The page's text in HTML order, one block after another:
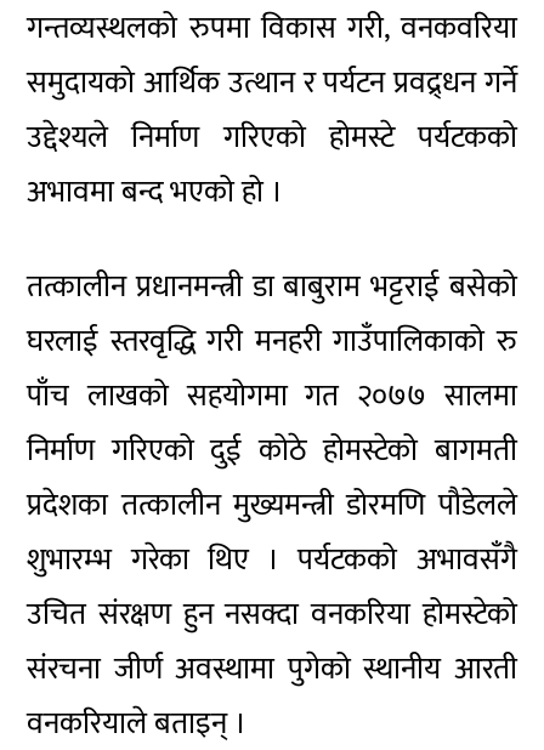
गन्तव्यस्थलको रुपमा विकास गरी, वनकवरिया
समुदायको आर्थिक उत्थान र पर्यटन प्रवद्र्धन गर्ने
उद्देश्यले निर्माण गरिएको होमस्टे पर्यटकको
अभावमा बन्द भएको हो ।
तत्कालीन प्रधानमन्त्री डा बाबुराम भट्टराई बसेको
घरलाई स्तरवृद्धि गरी मनहरी गाउँपालिकाको रु
पाँच लाखको सहयोगमा गत २०७७ सालमा
निर्माण गरिएको दुई कोठे होमस्टेको बागमती
प्रदेशका तत्कालीन मुख्यमन्त्री डोरमणि पौडेलले
शुभारम्भ गरेका थिए । पर्यटकको अभावसँगै
उचित संरक्षण हुन नसक्दा वनकरिया होमस्टेको
संरचना जीर्ण अवस्थामा पुगेको स्थानीय आरती
वनकरियाले बताइन् ।